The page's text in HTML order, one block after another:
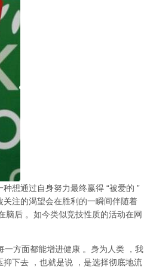
种想通过自身努力最终赢得 “被爱的 ”
关注的渴望会在胜利的一瞬间伴随着
脑后 。如今类似竞技性质的活动在网
一方面都能增进健康 。身为人类
，我
抑下去 ，也就是说 ， 是选择彻底地流